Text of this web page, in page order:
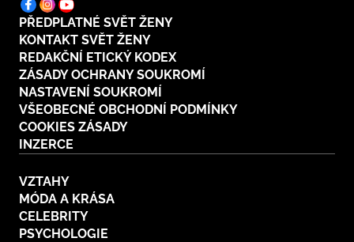
PŘEDPLATNÉ SVĚT ŽENY
KONTAKT SVĚT ŽENY
REDAKČNÍ ETICKÝ KODEX
ZÁSADY OCHRANY SOUKROMÍ
NASTAVENÍ SOUKROMÍ
VŠEOBECNÉ OBCHODNÍ PODMÍNKY
COOKIES ZÁSADY
INZERCE
VZTAHY
MÓDA A KRÁSA
CELEBRITY
PSYCHOLOGIE